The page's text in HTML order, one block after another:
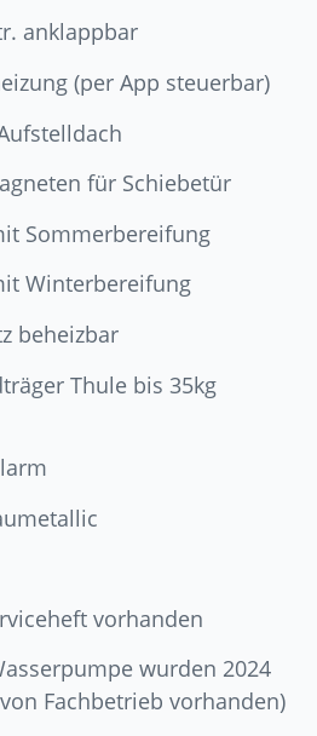
anklappbar
(per App steuerbar)
für Schiebetür
Sommerbereifung
Winterbereifung
beheizbar
Thule bis 35kg
vorhanden
wurden 2024
Fachbetrieb vorhanden)